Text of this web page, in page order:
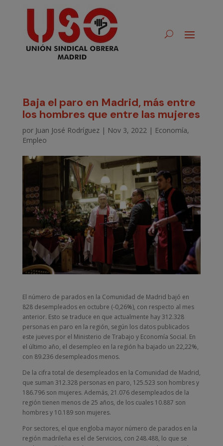
Baja el paro en Madrid, más entre
los hombres que entre las mujeres
por Juan José Rodríguez| Nov 3, 2022| Economía,
Empleo
El número de parados en la Comunidad de Madrid bajó en
828 desempleados en octubre (-0,26%), con respecto al mes
anterior. Esto se traduce en que actualmente hay 312.328
personas en paro en la región, según los datos publicados
este jueves por el Ministerio de Trabajo y Economía Social. En
el último año, el desempleo en la región ha bajado un 22,22%,
con 89.236 desempleados menos.
De la cifra total de desempleados en la Comunidad de Madrid,
que suman 312.328 personas en paro, 125.523 son hombres y
186.796 son mujeres. Además, 21.076 desempleados de la
región tienen menos de 25 años, de los cuales 10.887 son
hombres y 10.189 son mujeres.
Por sectores, el que engloba mayor número de parados en la
región madrileña es el de Servicios, con 248.488, lo que se